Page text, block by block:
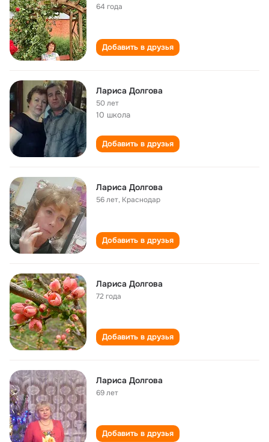
64 года
Добавить в друзья
Лариса Долгова
50 лет
10 школа
Добавить в друзья
Лариса Долгова
56 лет, Краснодар
Добавить в друзья
Лариса Долгова
72 года
Добавить в друзья
Лариса Долгова
69 лет
Добавить в друзья